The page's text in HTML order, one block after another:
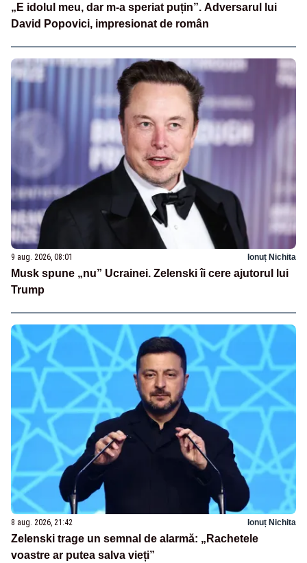
„E idolul meu, dar m-a speriat puțin”. Adversarul lui
David Popovici, impresionat de român
9 aug. 2026, 08:01 Ionuț Nichita
Musk spune „nu” Ucrainei. Zelenski îi cere ajutorul lui
Trump
8 aug. 2026, 21:42 Ionuț Nichita
Zelenski trage un semnal de alarmă: „Rachetele
voastre ar putea salva vieți”